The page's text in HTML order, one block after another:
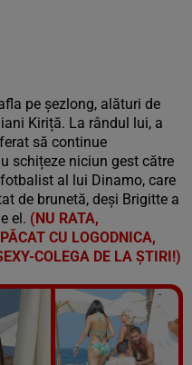
pe șezlong, alături de
Kiriță. La rândul lui, a
să continue
schițeze niciun gest către
al lui Dinamo, care
de brunetă, deși Brigitte a
el. (NU RATA,
CU LOGODNICA,
COLEGA DE LA ȘTIRI!)